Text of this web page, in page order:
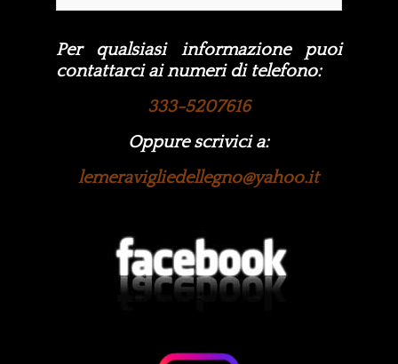
Per qualsiasi informazione puoi
contattarci ai numeri di telefono:
333-5207616
Oppure scrivici a:
lemeravigliedellegno@yahoo.it